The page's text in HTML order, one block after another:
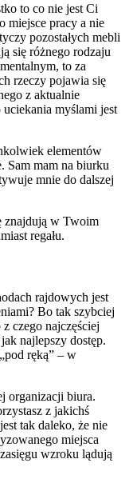
to co nie jest Ci
miejsce pracy a nie
pozostałych mebli
się różnego rodzaju
to za
rzeczy pojawia się
z aktualnie
myślami jest
elementów
Sam mam na biurku
mnie do dalszej
znajdują w Twoim
regału.
rajdowych jest
Bo tak szybciej
czego najczęściej
najlepszy dostęp.
ręką” – w
organizacji biura.
z jakichś
tak daleko, że nie
miejsca
wzroku lądują